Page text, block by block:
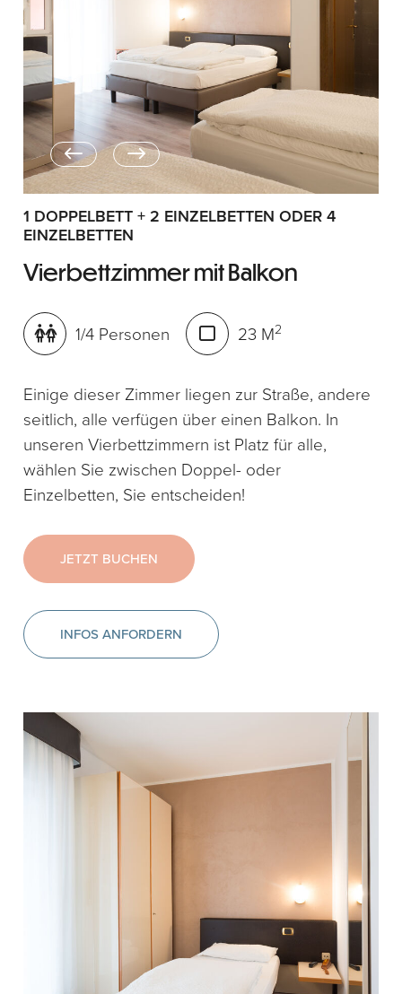
1 DOPPELBETT + 2 EINZELBETTEN ODER 4
EINZELBETTEN
Vierbettzimmer mit Balkon
1/4 Personen 23 M2
Einige dieser Zimmer liegen zur Straße, andere
seitlich, alle verfügen über einen Balkon. In
unseren Vierbettzimmern ist Platz für alle,
wählen Sie zwischen Doppel- oder
Einzelbetten, Sie entscheiden!
JETZT BUCHEN
INFOS ANFORDERN